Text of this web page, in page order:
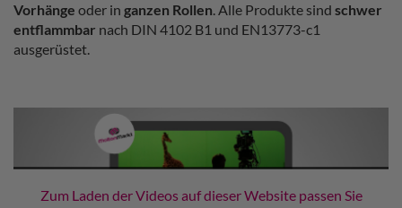
Vorhänge oder in ganzen Rollen. Alle Produkte sind schwer
entflammbar nach DIN 4102 B1 und EN13773-c1
ausgerüstet.
Zum Laden der Videos auf dieser Website passen Sie